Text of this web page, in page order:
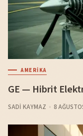
AMERIKA
GE — Hibrit
SADI KAYMAZ 8